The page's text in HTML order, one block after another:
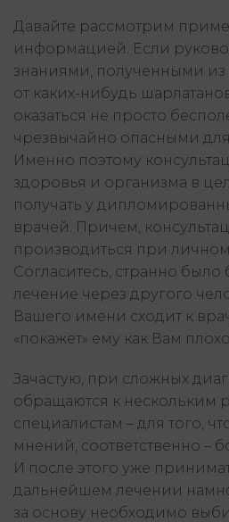
Давайте рассмотрим
информацией. Если
знаниями, полученными из
от каких-нибудь
оказаться не просто
чрезвычайно опасными
Именно поэтому
здоровья и организма в
получать у
врачей. Причем,
производиться при
Согласитесь, странно было
лечение через другого
Вашего имени сходит к
«покажет» ему как Вам
Зачастую, при сложных
обращаются к нескольким
специалистам – для того,
мнений, соответственно
И после этого уже
дальнейшем лечении
за основу необходимо